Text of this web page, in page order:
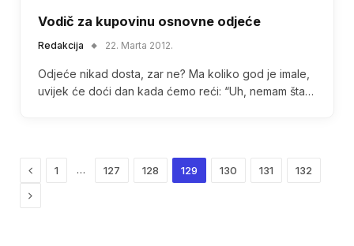
Vodič za kupovinu osnovne odjeće
Redakcija 22. Marta 2012.
Odjeće nikad dosta, zar ne? Ma koliko god je imale,
uvijek će doći dan kada ćemo reći: “Uh, nemam šta…
Previous
1 … 127 128 129 130 131 132
Next